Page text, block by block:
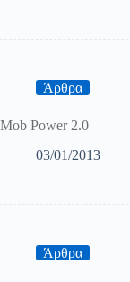
Άρθρα
Mob Power 2.0
03/01/2013
Άρθρα